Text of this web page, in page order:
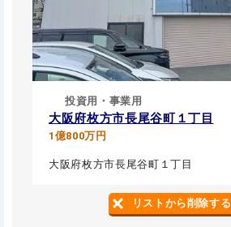
投資用・事業用
大阪府枚方市長尾谷町１丁目
1億800万円
大阪府枚方市長尾谷町１丁目
リストから削除する